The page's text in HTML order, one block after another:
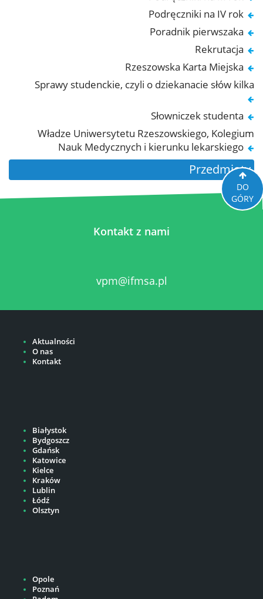
Podręczniki na IV rok
Poradnik pierwszaka
Rekrutacja
Rzeszowska Karta Miejska
Sprawy studenckie, czyli o dziekanacie słów kilka
Słowniczek studenta
Władze Uniwersytetu Rzeszowskiego, Kolegium
Nauk Medycznych i kierunku lekarskiego
Przedmioty
Kontakt z nami
vpm@ifmsa.pl
DO
GÓRY
Aktualności
O nas
Kontakt
Białystok
Bydgoszcz
Gdańsk
Katowice
Kielce
Kraków
Lublin
Łódź
Olsztyn
Opole
Poznań